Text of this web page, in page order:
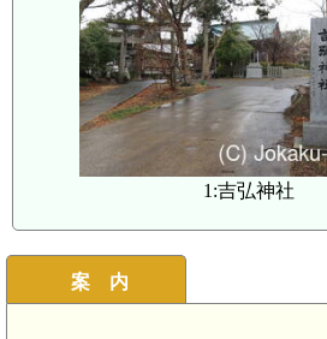
1:吉弘神社
案 内